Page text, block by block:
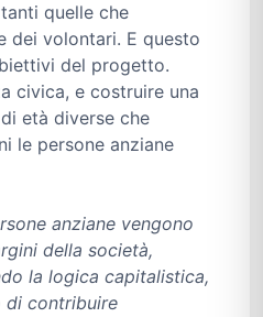
quelle che
dei volontari. E questo
del progetto.
civica, e costruire una
età diverse che
le persone anziane
anziane vengono
della società,
la logica capitalistica,
di contribuire